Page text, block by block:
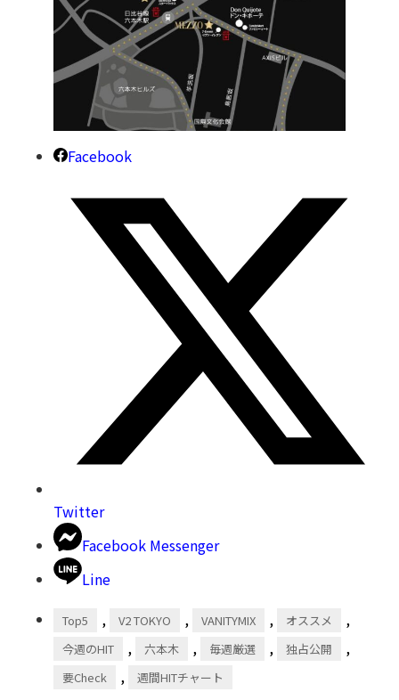
Facebook
Twitter
Facebook Messenger
Line
Top5 , V2 TOKYO , VANITYMIX , オススメ ,
今週のHIT , 六本木 , 毎週厳選 , 独占公開 ,
要Check , 週間HITチャート